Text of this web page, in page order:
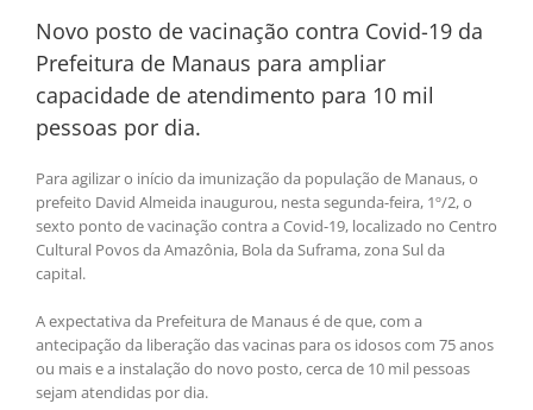
Novo posto de vacinação contra Covid-19 da
Prefeitura de Manaus para ampliar
capacidade de atendimento para 10 mil
pessoas por dia.
Para agilizar o início da imunização da população de Manaus, o
prefeito David Almeida inaugurou, nesta segunda-feira, 1º/2, o
sexto ponto de vacinação contra a Covid-19, localizado no Centro
Cultural Povos da Amazônia, Bola da Suframa, zona Sul da
capital.
A expectativa da Prefeitura de Manaus é de que, com a
antecipação da liberação das vacinas para os idosos com 75 anos
ou mais e a instalação do novo posto, cerca de 10 mil pessoas
sejam atendidas por dia.